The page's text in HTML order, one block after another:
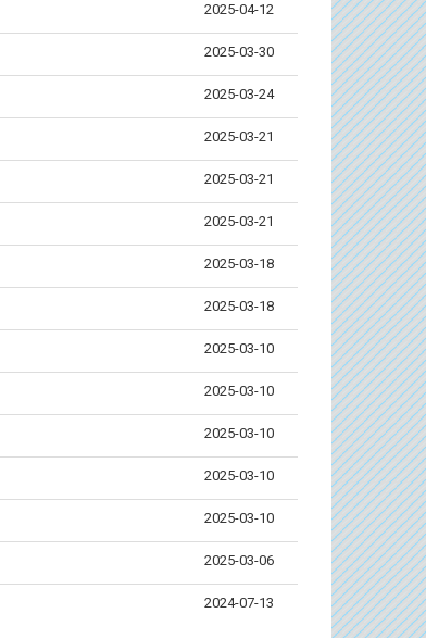
2025-04-12
2025-03-30
2025-03-24
2025-03-21
2025-03-21
2025-03-21
2025-03-18
2025-03-18
2025-03-10
2025-03-10
2025-03-10
2025-03-10
2025-03-10
2025-03-06
2024-07-13
活動訊息 歡